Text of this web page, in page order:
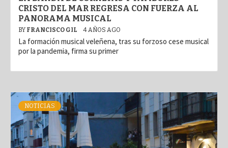
CRISTO DEL MAR REGRESA CON FUERZA AL
PANORAMA MUSICAL
BY FRANCISCO GIL 4 AÑOS AGO
La formación musical veleñena, tras su forzoso cese musical
por la pandemia, firma su primer
NOTICIAS